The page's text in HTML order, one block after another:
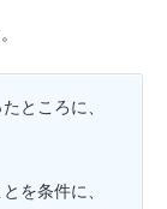
ところに、
を条件に、